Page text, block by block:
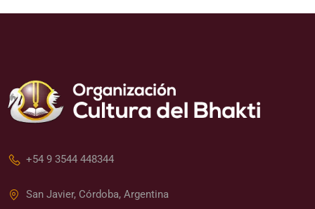
+54 9 3544 448344
San Javier, Córdoba, Argentina